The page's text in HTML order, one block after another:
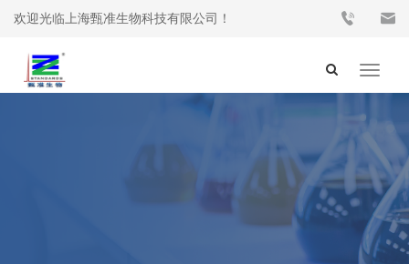
欢迎光临上海甄准生物科技有限公司！
Toggle